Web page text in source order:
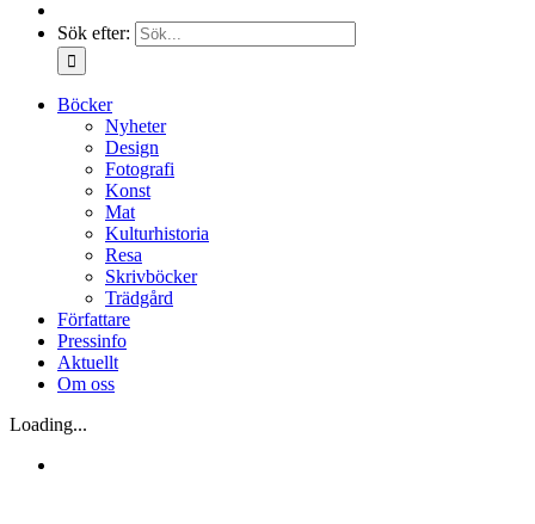
Sök efter:
Böcker
Nyheter
Design
Fotografi
Konst
Mat
Kulturhistoria
Resa
Skrivböcker
Trädgård
Författare
Pressinfo
Aktuellt
Om oss
Loading...